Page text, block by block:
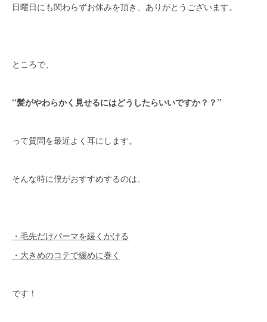
日曜日にも関わらずお休みを頂き、ありがとうございます。
ところで、
‘‘髪がやわらかく見せるにはどうしたらいいですか？？’’
って質問を最近よく耳にします。
そんな時に僕がおすすめするのは、
・毛先だけパーマを緩くかける
・大きめのコテで緩めに巻く
です！